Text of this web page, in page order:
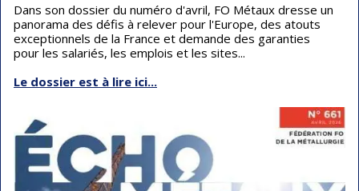
Dans son dossier du numéro d'avril, FO Métaux dresse un
panorama des défis à relever pour l'Europe, des atouts
exceptionnels de la France et demande des garanties
pour les salariés, les emplois et les sites...
Le dossier est à lire ici...